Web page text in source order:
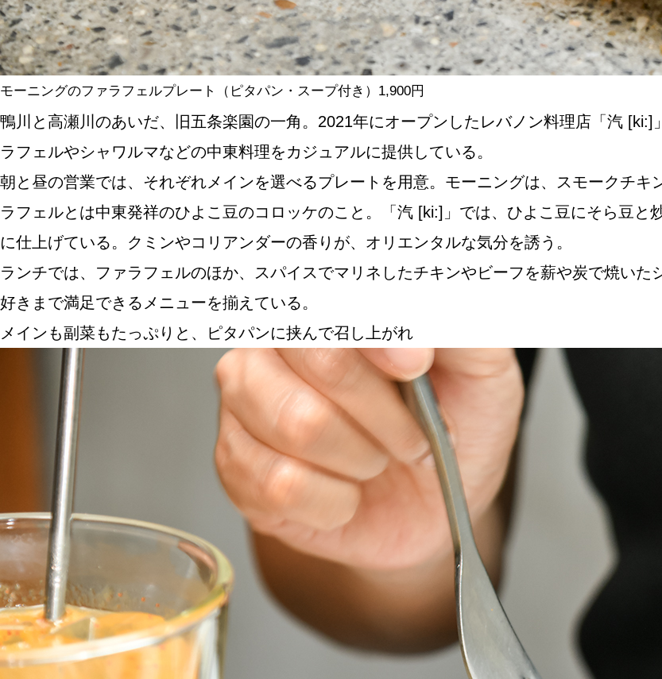
モーニングのファラフェルプレート（ピタパン・スープ付き）1,900円
鴨川と高瀬川のあいだ、旧五条楽園の一角。2021年にオープンしたレバノン料理店「汽
ラフェルやシャワルマなどの中東料理をカジュアルに提供している。
朝と昼の営業では、それぞれメインを選べるプレートを用意。モーニングは、スモークチ
ラフェルとは中東発祥のひよこ豆のコロッケのこと。「汽 [ki:]」では、ひよこ豆にそら豆
に仕上げている。クミンやコリアンダーの香りが、オリエンタルな気分を誘う。
ランチでは、ファラフェルのほか、スパイスでマリネしたチキンやビーフを薪や炭で焼い
好きまで満足できるメニューを揃えている。
メインも副菜もたっぷりと、ピタパンに挟んで召し上がれ